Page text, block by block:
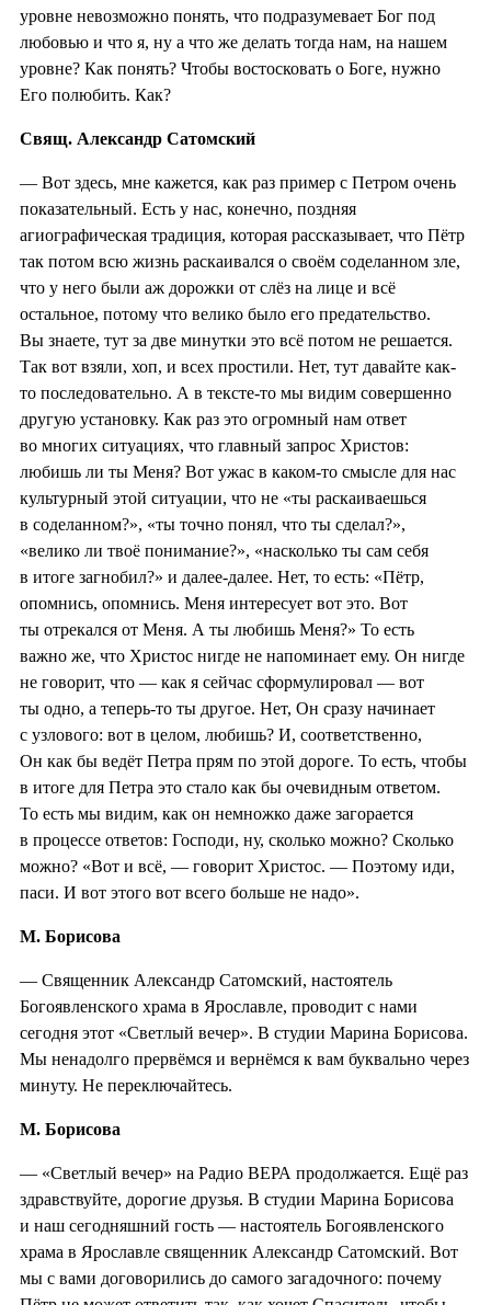
уровне невозможно понять, что подразумевает Бог под
любовью и что я, ну а что же делать тогда нам, на нашем
уровне? Как понять? Чтобы востосковать о Боге, нужно
Его полюбить. Как?
Свящ. Александр Сатомский
— Вот здесь, мне кажется, как раз пример с Петром очень
показательный. Есть у нас, конечно, поздняя
агиографическая традиция, которая рассказывает, что Пётр
так потом всю жизнь раскаивался о своём соделанном зле,
что у него были аж дорожки от слёз на лице и всё
остальное, потому что велико было его предательство.
Вы знаете, тут за две минутки это всё потом не решается.
Так вот взяли, хоп, и всех простили. Нет, тут давайте как-
то последовательно. А в тексте-то мы видим совершенно
другую установку. Как раз это огромный нам ответ
во многих ситуациях, что главный запрос Христов:
любишь ли ты Меня? Вот ужас в каком-то смысле для нас
культурный этой ситуации, что не «ты раскаиваешься
в соделанном?», «ты точно понял, что ты сделал?»,
«велико ли твоё понимание?», «насколько ты сам себя
в итоге загнобил?» и далее-далее. Нет, то есть: «Пётр,
опомнись, опомнись. Меня интересует вот это. Вот
ты отрекался от Меня. А ты любишь Меня?» То есть
важно же, что Христос нигде не напоминает ему. Он нигде
не говорит, что — как я сейчас сформулировал — вот
ты одно, а теперь-то ты другое. Нет, Он сразу начинает
с узлового: вот в целом, любишь? И, соответственно,
Он как бы ведёт Петра прям по этой дороге. То есть, чтобы
в итоге для Петра это стало как бы очевидным ответом.
То есть мы видим, как он немножко даже загорается
в процессе ответов: Господи, ну, сколько можно? Сколько
можно? «Вот и всё, — говорит Христос. — Поэтому иди,
паси. И вот этого вот всего больше не надо».
М. Борисова
— Священник Александр Сатомский, настоятель
Богоявленского храма в Ярославле, проводит с нами
сегодня этот «Светлый вечер». В студии Марина Борисова.
Мы ненадолго прервёмся и вернёмся к вам буквально через
минуту. Не переключайтесь.
М. Борисова
— «Светлый вечер» на Радио ВЕРА продолжается. Ещё раз
здравствуйте, дорогие друзья. В студии Марина Борисова
и наш сегодняшний гость — настоятель Богоявленского
храма в Ярославле священник Александр Сатомский. Вот
мы с вами договорились до самого загадочного: почему